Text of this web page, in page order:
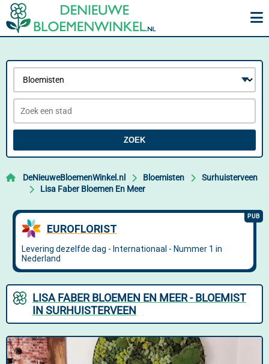
ZOEK
DeNieuweBloemenWinkel.nl Bloemisten
Surhuisterveen
Lisa Faber Bloemen En Meer
LISA FABER BLOEMEN EN MEER - BLOEMIST
IN SURHUISTERVEEN